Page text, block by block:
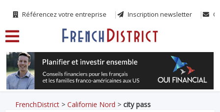
Référencez votre entreprise Inscription newsletter
FrenchDistrict >Californie Nord >city pass